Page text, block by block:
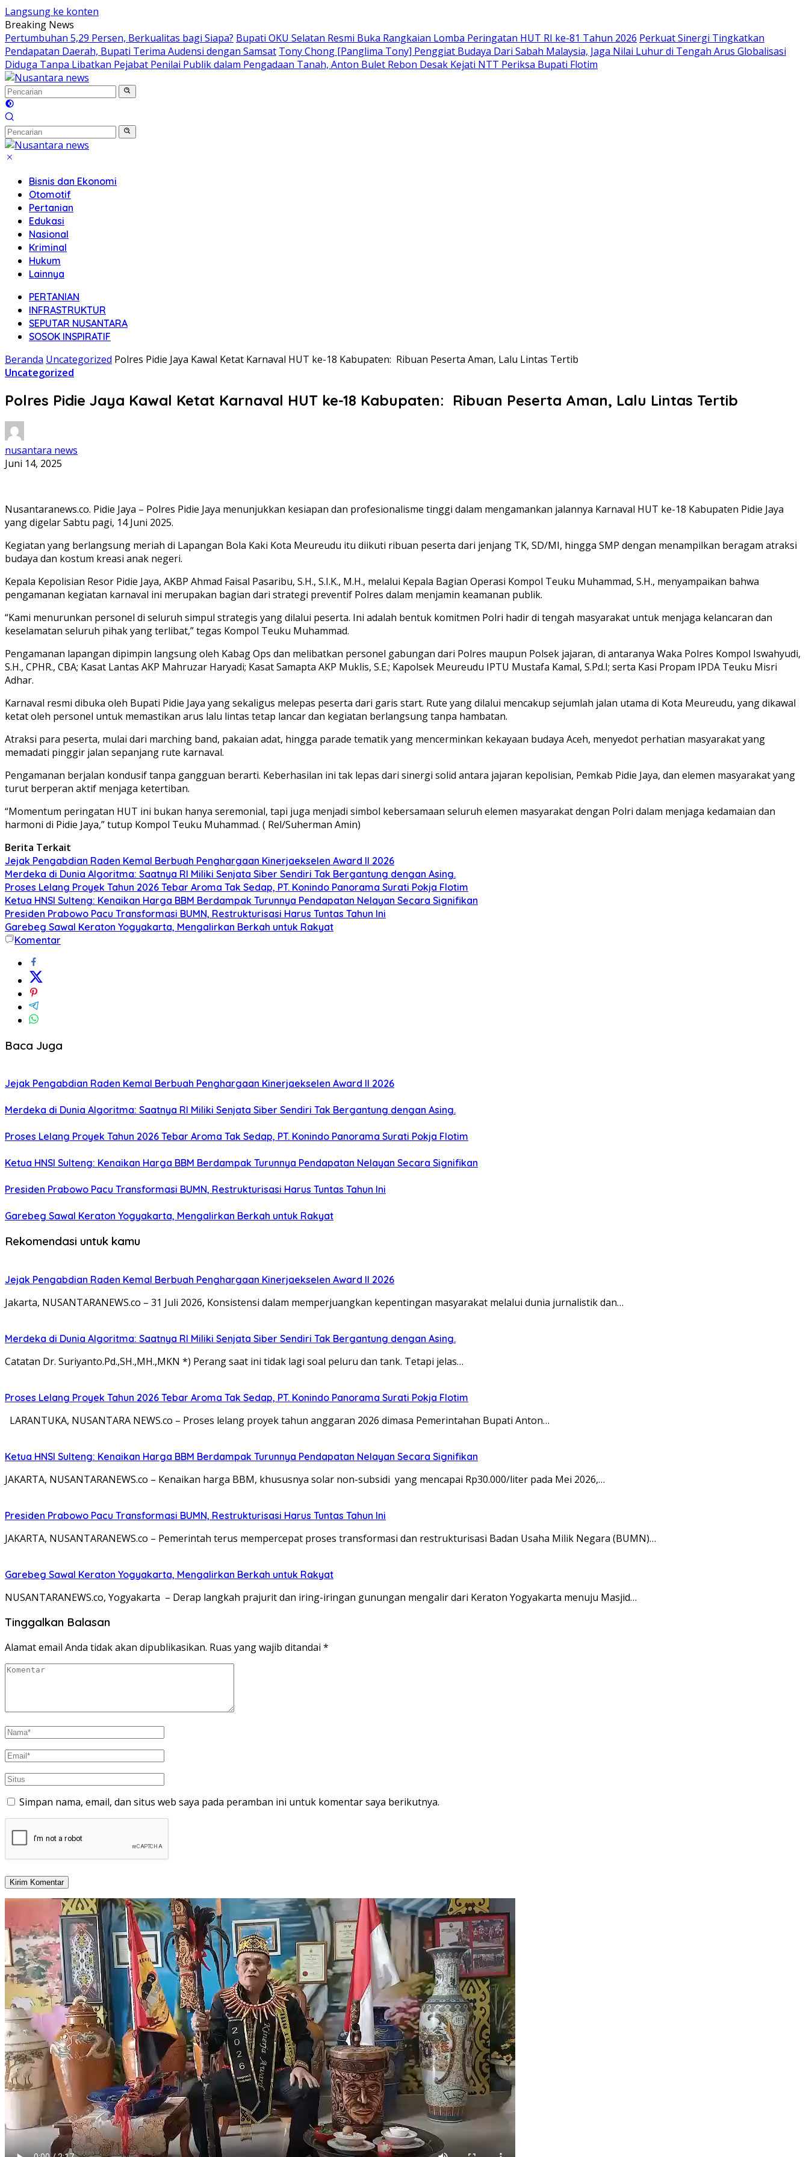
Langsung ke konten
Breaking News
Pertumbuhan 5,29 Persen, Berkualitas bagi Siapa? Bupati OKU Selatan Resmi Buka Rangkaian Lomba Peringatan HUT RI ke-81 Tahun 2026 Perkuat Sinergi Tingkatkan
Pendapatan Daerah, Bupati Terima Audensi dengan Samsat Tony Chong [Panglima Tony] Penggiat Budaya Dari Sabah Malaysia, Jaga Nilai Luhur di Tengah Arus Globalisasi
Diduga Tanpa Libatkan Pejabat Penilai Publik dalam Pengadaan Tanah, Anton Bulet Rebon Desak Kejati NTT Periksa Bupati Flotim
Bisnis dan Ekonomi
Otomotif
Pertanian
Edukasi
Nasional
Kriminal
Hukum
Lainnya
PERTANIAN
INFRASTRUKTUR
SEPUTAR NUSANTARA
SOSOK INSPIRATIF
Beranda Uncategorized Polres Pidie Jaya Kawal Ketat Karnaval HUT ke-18 Kabupaten: Ribuan Peserta Aman, Lalu Lintas Tertib
Uncategorized
Polres Pidie Jaya Kawal Ketat Karnaval HUT ke-18 Kabupaten: Ribuan Peserta Aman, Lalu Lintas Tertib
nusantara news
Juni 14, 2025
Nusantaranews.co. Pidie Jaya – Polres Pidie Jaya menunjukkan kesiapan dan profesionalisme tinggi dalam mengamankan jalannya Karnaval HUT ke-18 Kabupaten Pidie Jaya
yang digelar Sabtu pagi, 14 Juni 2025.
Kegiatan yang berlangsung meriah di Lapangan Bola Kaki Kota Meureudu itu diikuti ribuan peserta dari jenjang TK, SD/MI, hingga SMP dengan menampilkan beragam atraksi
budaya dan kostum kreasi anak negeri.
Kepala Kepolisian Resor Pidie Jaya, AKBP Ahmad Faisal Pasaribu, S.H., S.I.K., M.H., melalui Kepala Bagian Operasi Kompol Teuku Muhammad, S.H., menyampaikan bahwa
pengamanan kegiatan karnaval ini merupakan bagian dari strategi preventif Polres dalam menjamin keamanan publik.
“Kami menurunkan personel di seluruh simpul strategis yang dilalui peserta. Ini adalah bentuk komitmen Polri hadir di tengah masyarakat untuk menjaga kelancaran dan
keselamatan seluruh pihak yang terlibat,” tegas Kompol Teuku Muhammad.
Pengamanan lapangan dipimpin langsung oleh Kabag Ops dan melibatkan personel gabungan dari Polres maupun Polsek jajaran, di antaranya Waka Polres Kompol Iswahyudi,
S.H., CPHR., CBA; Kasat Lantas AKP Mahruzar Haryadi; Kasat Samapta AKP Muklis, S.E.; Kapolsek Meureudu IPTU Mustafa Kamal, S.Pd.I; serta Kasi Propam IPDA Teuku Misri
Adhar.
Karnaval resmi dibuka oleh Bupati Pidie Jaya yang sekaligus melepas peserta dari garis start. Rute yang dilalui mencakup sejumlah jalan utama di Kota Meureudu, yang dikawal
ketat oleh personel untuk memastikan arus lalu lintas tetap lancar dan kegiatan berlangsung tanpa hambatan.
Atraksi para peserta, mulai dari marching band, pakaian adat, hingga parade tematik yang mencerminkan kekayaan budaya Aceh, menyedot perhatian masyarakat yang
memadati pinggir jalan sepanjang rute karnaval.
Pengamanan berjalan kondusif tanpa gangguan berarti. Keberhasilan ini tak lepas dari sinergi solid antara jajaran kepolisian, Pemkab Pidie Jaya, dan elemen masyarakat yang
turut berperan aktif menjaga ketertiban.
“Momentum peringatan HUT ini bukan hanya seremonial, tapi juga menjadi simbol kebersamaan seluruh elemen masyarakat dengan Polri dalam menjaga kedamaian dan
harmoni di Pidie Jaya,” tutup Kompol Teuku Muhammad. ( Rel/Suherman Amin)
Berita Terkait
Jejak Pengabdian Raden Kemal Berbuah Penghargaan Kinerjaekselen Award II 2026
Merdeka di Dunia Algoritma: Saatnya RI Miliki Senjata Siber Sendiri Tak Bergantung dengan Asing.
Proses Lelang Proyek Tahun 2026 Tebar Aroma Tak Sedap, PT. Konindo Panorama Surati Pokja Flotim
Ketua HNSI Sulteng: Kenaikan Harga BBM Berdampak Turunnya Pendapatan Nelayan Secara Signifikan
Presiden Prabowo Pacu Transformasi BUMN, Restrukturisasi Harus Tuntas Tahun Ini
Garebeg Sawal Keraton Yogyakarta, Mengalirkan Berkah untuk Rakyat
Komentar
Baca Juga
Jejak Pengabdian Raden Kemal Berbuah Penghargaan Kinerjaekselen Award II 2026
Merdeka di Dunia Algoritma: Saatnya RI Miliki Senjata Siber Sendiri Tak Bergantung dengan Asing.
Proses Lelang Proyek Tahun 2026 Tebar Aroma Tak Sedap, PT. Konindo Panorama Surati Pokja Flotim
Ketua HNSI Sulteng: Kenaikan Harga BBM Berdampak Turunnya Pendapatan Nelayan Secara Signifikan
Presiden Prabowo Pacu Transformasi BUMN, Restrukturisasi Harus Tuntas Tahun Ini
Garebeg Sawal Keraton Yogyakarta, Mengalirkan Berkah untuk Rakyat
Rekomendasi untuk kamu
Jejak Pengabdian Raden Kemal Berbuah Penghargaan Kinerjaekselen Award II 2026
Jakarta, NUSANTARANEWS.co – 31 Juli 2026, Konsistensi dalam memperjuangkan kepentingan masyarakat melalui dunia jurnalistik dan…
Merdeka di Dunia Algoritma: Saatnya RI Miliki Senjata Siber Sendiri Tak Bergantung dengan Asing.
Catatan Dr. Suriyanto.Pd.,SH.,MH.,MKN *) Perang saat ini tidak lagi soal peluru dan tank. Tetapi jelas…
Proses Lelang Proyek Tahun 2026 Tebar Aroma Tak Sedap, PT. Konindo Panorama Surati Pokja Flotim
LARANTUKA, NUSANTARA NEWS.co – Proses lelang proyek tahun anggaran 2026 dimasa Pemerintahan Bupati Anton…
Ketua HNSI Sulteng: Kenaikan Harga BBM Berdampak Turunnya Pendapatan Nelayan Secara Signifikan
JAKARTA, NUSANTARANEWS.co – Kenaikan harga BBM, khususnya solar non-subsidi yang mencapai Rp30.000/liter pada Mei 2026,…
Presiden Prabowo Pacu Transformasi BUMN, Restrukturisasi Harus Tuntas Tahun Ini
JAKARTA, NUSANTARANEWS.co – Pemerintah terus mempercepat proses transformasi dan restrukturisasi Badan Usaha Milik Negara (BUMN)…
Garebeg Sawal Keraton Yogyakarta, Mengalirkan Berkah untuk Rakyat
NUSANTARANEWS.co, Yogyakarta – Derap langkah prajurit dan iring-iringan gunungan mengalir dari Keraton Yogyakarta menuju Masjid…
Tinggalkan Balasan
Alamat email Anda tidak akan dipublikasikan. Ruas yang wajib ditandai *
Simpan nama, email, dan situs web saya pada peramban ini untuk komentar saya berikutnya.